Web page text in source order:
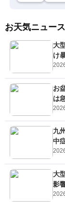
お天気ニュース
大
け
お
は
九
中
大
影